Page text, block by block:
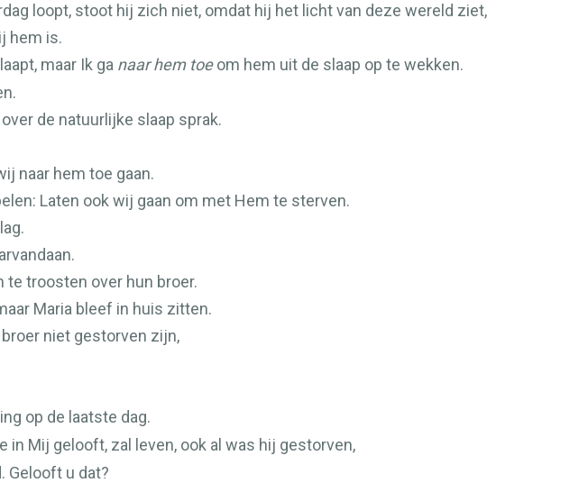
loopt, stoot hij zich niet, omdat hij het licht van deze wereld ziet,
hem is.
maar Ik ga naar hem toeom hem uit de slaap op te wekken.
de natuurlijke slaap sprak.
naar hem toe gaan.
Laten ook wij gaan om met Hem te sterven.
te troosten over hun broer.
Maria bleef in huis zitten.
niet gestorven zijn,
op de laatste dag.
in Mij gelooft, zal leven, ook al was hij gestorven,
Gelooft u dat?